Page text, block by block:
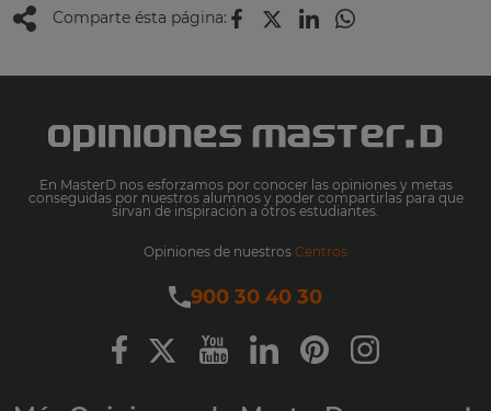
Comparte ésta página:
En MasterD nos esforzamos por conocer las opiniones y metas
conseguidas por nuestros alumnos y poder compartirlas para que
sirvan de inspiración a otros estudiantes.
Opiniones de nuestros Centros
900 30 40 30